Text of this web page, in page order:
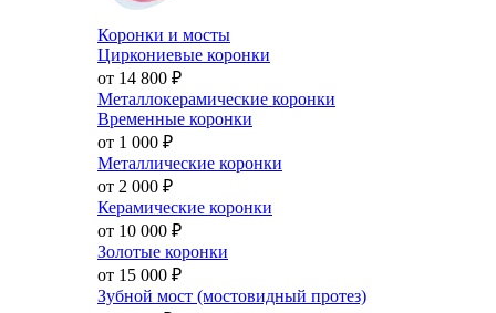
Коронки и мосты
Циркониевые коронки
от 14 800 ₽
Металлокерамические коронки
Временные коронки
от 1 000 ₽
Металлические коронки
от 2 000 ₽
Керамические коронки
от 10 000 ₽
Золотые коронки
от 15 000 ₽
Зубной мост (мостовидный протез)